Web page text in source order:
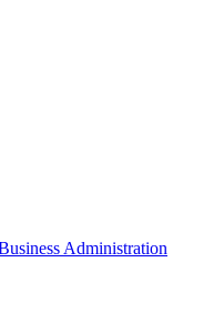
Administration